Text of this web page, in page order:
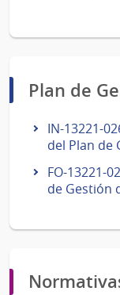
Plan de
IN-13221-
del Plan de
FO-13221-
de Gestión